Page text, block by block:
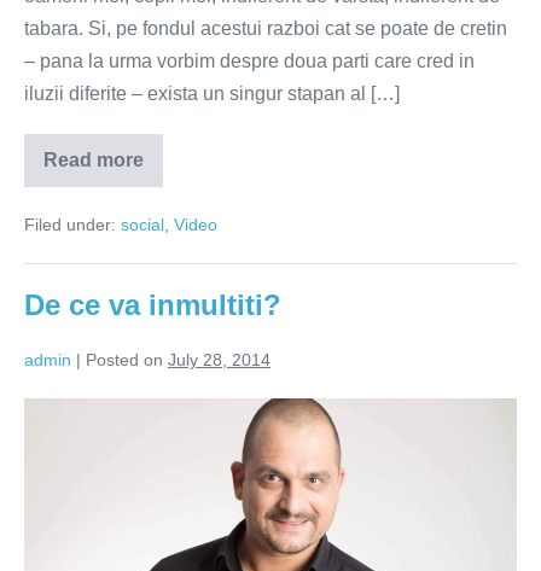
tabara. Si, pe fondul acestui razboi cat se poate de cretin
– pana la urma vorbim despre doua parti care cred in
iluzii diferite – exista un singur stapan al […]
Read more
This
land
mine
adevaratul
al
(VIDEO)
Filed under: social Video
De ce va inmultiti?
admin | Posted on July 28, 2014